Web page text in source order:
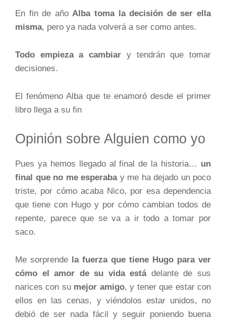
En fin de añoAlba toma la decisión de ser ella
misma, pero ya nada volverá a ser como antes.
Todo empieza a cambiar y tendrán que tomar
decisiones.
El fenómeno Alba que te enamoró desde el primer
libro llega a su fin
Opinión sobre Alguien como yo
Pues ya hemos llegado al final de la historia… un
final que no me esperabay me ha dejado un poco
triste, por cómo acaba Nico, por esa dependencia
que tiene con Hugo y por cómo cambian todos de
repente, parece que se va a ir todo a tomar por
saco.
Me sorprende
la fuerza que tiene Hugo para ver
cómo el amor de su vida estádelante de sus
narices con su mejor amigo, y tener que estar con
ellos en las cenas, y viéndolos estar unidos, no
debió de ser nada fácil y seguir poniendo buena